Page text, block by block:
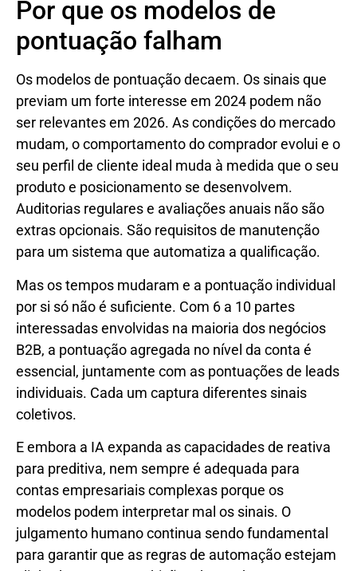
Por que os modelos de
pontuação falham
Os modelos de pontuação decaem. Os sinais que
previam um forte interesse em 2024 podem não
ser relevantes em 2026. As condições do mercado
mudam, o comportamento do comprador evolui e o
seu perfil de cliente ideal muda à medida que o seu
produto e posicionamento se desenvolvem.
Auditorias regulares e avaliações anuais não são
extras opcionais. São requisitos de manutenção
para um sistema que automatiza a qualificação.
Mas os tempos mudaram e a pontuação individual
por si só não é suficiente. Com 6 a 10 partes
interessadas envolvidas na maioria dos negócios
B2B, a pontuação agregada no nível da conta é
essencial, juntamente com as pontuações de leads
individuais. Cada um captura diferentes sinais
coletivos.
E embora a IA expanda as capacidades de reativa
para preditiva, nem sempre é adequada para
contas empresariais complexas porque os
modelos podem interpretar mal os sinais. O
julgamento humano continua sendo fundamental
para garantir que as regras de automação estejam